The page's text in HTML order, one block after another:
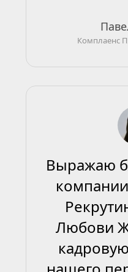
Комплаенс
Выражаю
Любови